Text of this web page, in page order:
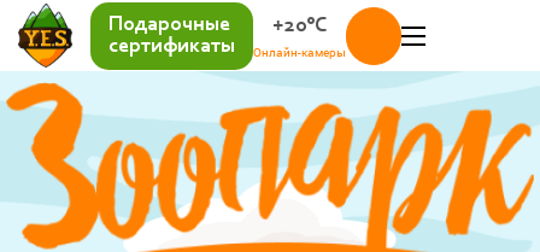
Подарочные
сертификаты
+20°C
Онлайн-камеры